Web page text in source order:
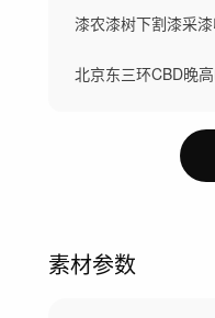
素材参数